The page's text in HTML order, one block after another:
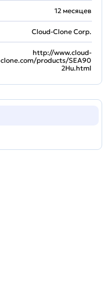
12 месяцев
Cloud-Clone Corp.
http://www.cloud-
clone.com/products/SEA90
2Hu.html